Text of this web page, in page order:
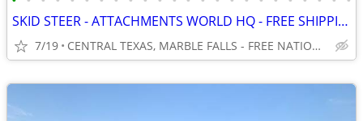
SKID STEER - ATTACHMENTS WORLD HQ - FREE SHIPPING!!! - WWW.IDIGTX.COM
7/19 CENTRAL TEXAS, MARBLE FALLS - FREE NATIONWIDE SHIPPING!!!